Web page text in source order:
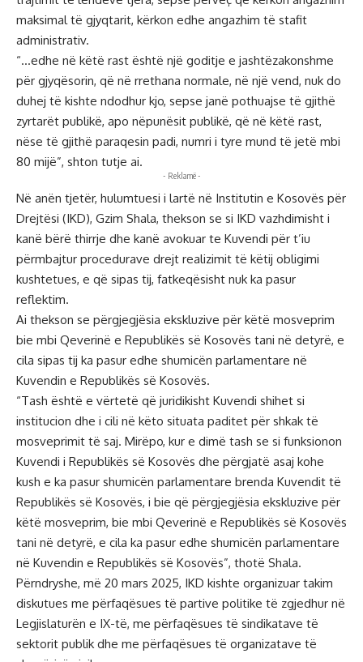
maksimal të gjyqtarit, kërkon edhe angazhim të stafit
administrativ.
“…edhe në këtë rast është një goditje e jashtëzakonshme
për gjyqësorin, që në rrethana normale, në një vend, nuk do
duhej të kishte ndodhur kjo, sepse janë pothuajse të gjithë
zyrtarët publikë, apo nëpunësit publikë, që në këtë rast,
nëse të gjithë paraqesin padi, numri i tyre mund të jetë mbi
80 mijë”, shton tutje ai.
- Reklamë -
Në anën tjetër, hulumtuesi i lartë në Institutin e Kosovës për
Drejtësi (IKD), Gzim Shala, thekson se si IKD vazhdimisht i
kanë bërë thirrje dhe kanë avokuar te Kuvendi për t’iu
përmbajtur procedurave drejt realizimit të këtij obligimi
kushtetues, e që sipas tij, fatkeqësisht nuk ka pasur
reflektim.
Ai thekson se përgjegjësia ekskluzive për këtë mosveprim
bie mbi Qeverinë e Republikës së Kosovës tani në detyrë, e
cila sipas tij ka pasur edhe shumicën parlamentare në
Kuvendin e Republikës së Kosovës.
“Tash është e vërtetë që juridikisht Kuvendi shihet si
institucion dhe i cili në këto situata paditet për shkak të
mosveprimit të saj. Mirëpo, kur e dimë tash se si funksionon
Kuvendi i Republikës së Kosovës dhe përgjatë asaj kohe
kush e ka pasur shumicën parlamentare brenda Kuvendit të
Republikës së Kosovës, i bie që përgjegjësia ekskluzive për
këtë mosveprim, bie mbi Qeverinë e Republikës së Kosovës
tani në detyrë, e cila ka pasur edhe shumicën parlamentare
në Kuvendin e Republikës së Kosovës”, thotë Shala.
Përndryshe, më 20 mars 2025, IKD kishte organizuar takim
diskutues me përfaqësues të partive politike të zgjedhur në
Legjislaturën e IX-të, me përfaqësues të sindikatave të
sektorit publik dhe me përfaqësues të organizatave të